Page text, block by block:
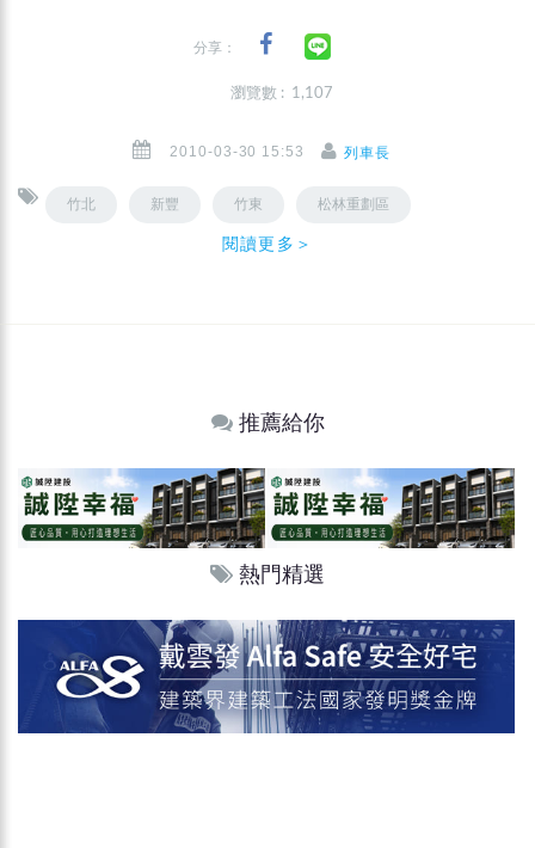
分享：
瀏覽數 : 1,107
2010-03-30 15:53 列車長
竹北 新豐 竹東 松林重劃區
閱讀更多＞
推薦給你
熱門精選